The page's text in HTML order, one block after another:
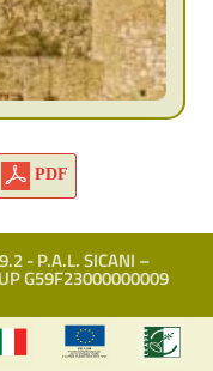
PDF
- P.A.L. SICANI –
G59F23000000009